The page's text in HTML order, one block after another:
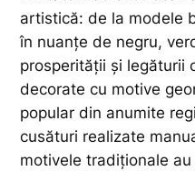
artistică: de la modele
în nuanțe de negru,
prosperității și legăturii
decorate cu motive
popular din anumite
cusături realizate
motivele tradiționale